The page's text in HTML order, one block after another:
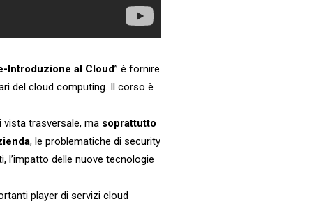
Introduzione al Cloud” è fornire
del cloud computing. Il corso è
trasversale, ma soprattutto
, le problematiche di security
l’impatto delle nuove tecnologie
player di servizi cloud